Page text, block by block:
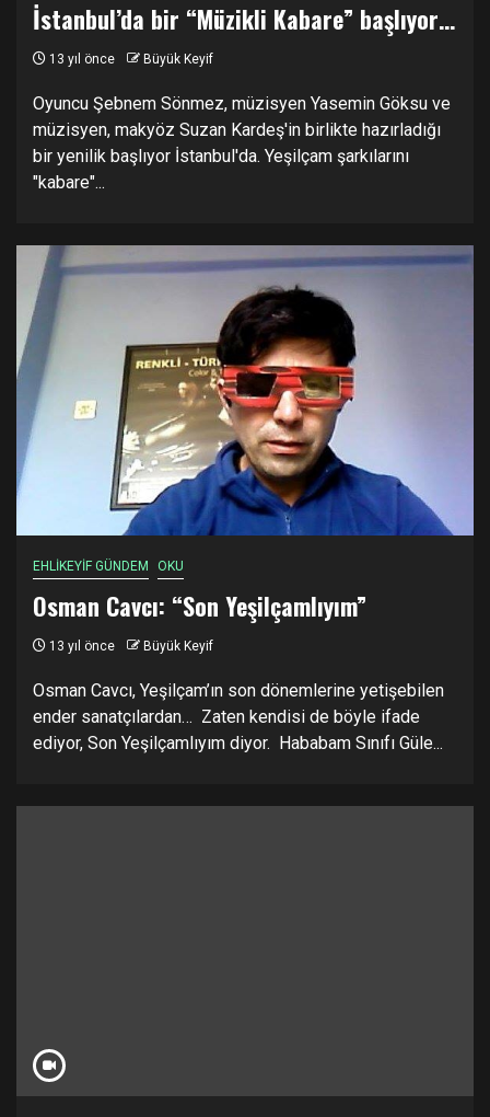
İstanbul’da bir “Müzikli Kabare” başlıyor…
13 yıl önce Büyük Keyif
Oyuncu Şebnem Sönmez, müzisyen Yasemin Göksu ve
müzisyen, makyöz Suzan Kardeş'in birlikte hazırladığı
bir yenilik başlıyor İstanbul'da. Yeşilçam şarkılarını
"kabare"...
EHLİKEYİF GÜNDEM OKU
Osman Cavcı: “Son Yeşilçamlıyım”
13 yıl önce Büyük Keyif
Osman Cavcı, Yeşilçam’ın son dönemlerine yetişebilen
ender sanatçılardan… Zaten kendisi de böyle ifade
ediyor, Son Yeşilçamlıyım diyor. Hababam Sınıfı Güle...